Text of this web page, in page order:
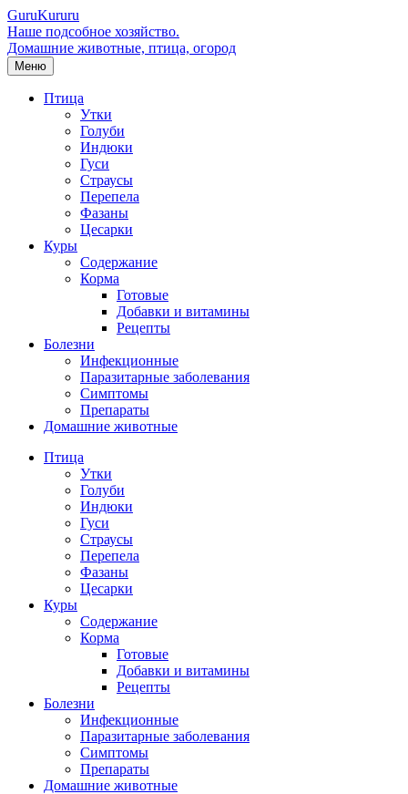
GuruKururu
Наше подсобное хозяйство.
Домашние животные, птица, огород
Меню
Птица
Утки
Голуби
Индюки
Гуси
Страусы
Перепела
Фазаны
Цесарки
Куры
Содержание
Корма
Готовые
Добавки и витамины
Рецепты
Болезни
Инфекционные
Паразитарные заболевания
Симптомы
Препараты
Домашние животные
Птица
Утки
Голуби
Индюки
Гуси
Страусы
Перепела
Фазаны
Цесарки
Куры
Содержание
Корма
Готовые
Добавки и витамины
Рецепты
Болезни
Инфекционные
Паразитарные заболевания
Симптомы
Препараты
Домашние животные